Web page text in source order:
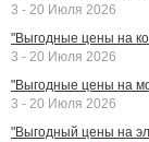
3 - 20 Июля 2026
"Выгодные цены на
3 - 20 Июля 2026
"Выгодные цены на
3 - 20 Июля 2026
"Выгодный цены на